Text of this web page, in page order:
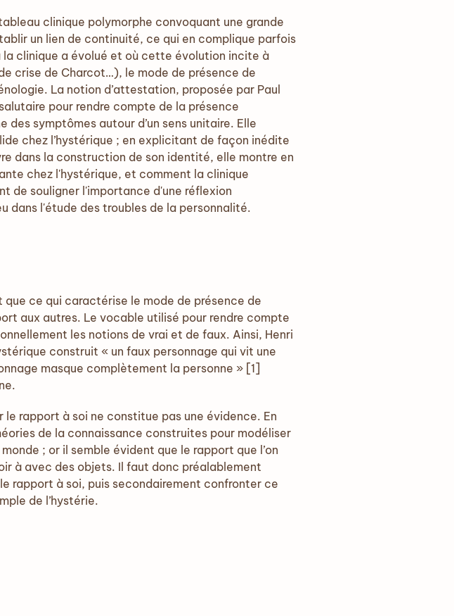
clinique polymorphe convoquant une grande
un lien de continuité, ce qui en complique parfois
clinique a évolué et où cette évolution incite à
crise de Charcot…), le mode de présence de
La notion d’attestation, proposée par Paul
pour rendre compte de la présence
symptômes autour d’un sens unitaire. Elle
chez l’hystérique ; en explicitant de façon inédite
dans la construction de son identité, elle montre en
chez l'hystérique, et comment la clinique
de souligner l'importance d'une réflexion
dans l'étude des troubles de la personnalité.
ce qui caractérise le mode de présence de
aux autres. Le vocable utilisé pour rendre compte
les notions de vrai et de faux. Ainsi, Henri
construit « un faux personnage qui vit une
masque complètement la personne » [1]
rapport à soi ne constitue pas une évidence. En
de la connaissance construites pour modéliser
; or il semble évident que le rapport que l’on
à avec des objets. Il faut donc préalablement
rapport à soi, puis secondairement confronter ce
de l’hystérie.